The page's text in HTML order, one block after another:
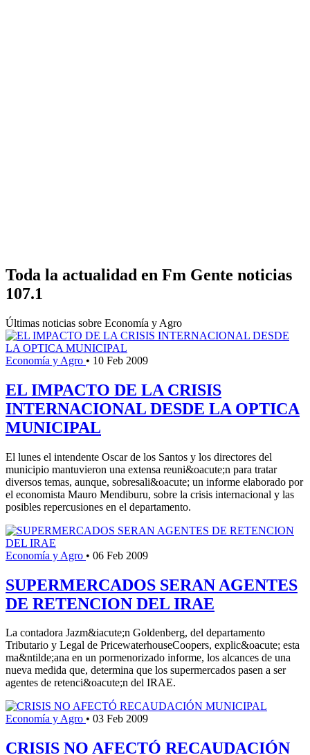
Toda la actualidad en Fm Gente noticias
107.1
Últimas noticias sobre Economía y Agro
Economía y Agro • 10 Feb 2009
EL IMPACTO DE LA CRISIS
INTERNACIONAL DESDE LA OPTICA
MUNICIPAL
El lunes el intendente Oscar de los Santos y los directores del
municipio mantuvieron una extensa reuni&oacute;n para tratar
diversos temas, aunque, sobresali&oacute; un informe elaborado por
el economista Mauro Mendiburu, sobre la crisis internacional y las
posibles repercusiones en el departamento.
Economía y Agro • 06 Feb 2009
SUPERMERCADOS SERAN AGENTES
DE RETENCION DEL IRAE
La contadora Jazm&iacute;n Goldenberg, del departamento
Tributario y Legal de PricewaterhouseCoopers, explic&oacute; esta
ma&ntilde;ana en un pormenorizado informe, los alcances de una
nueva medida que, determina que los supermercados pasen a ser
agentes de retenci&oacute;n del IRAE.
Economía y Agro • 03 Feb 2009
CRISIS NO AFECTÓ RECAUDACIÓN